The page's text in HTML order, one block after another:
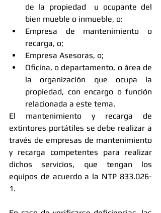
de la propiedad  u ocupante del
bien mueble o inmueble, o:
Empresa de mantenimiento o
recarga, o;
Empresa Asesoras, o;
Oficina, o departamento, o área de
la organización que ocupa la
propiedad, con encargo o función
relacionada a este tema.
El mantenimiento y recarga de
extintores portátiles se debe realizar a
través de empresas de mantenimiento
y recarga competentes para realizar
dichos servicios, que tengan los
equipos de acuerdo a la NTP 833.026-
1.